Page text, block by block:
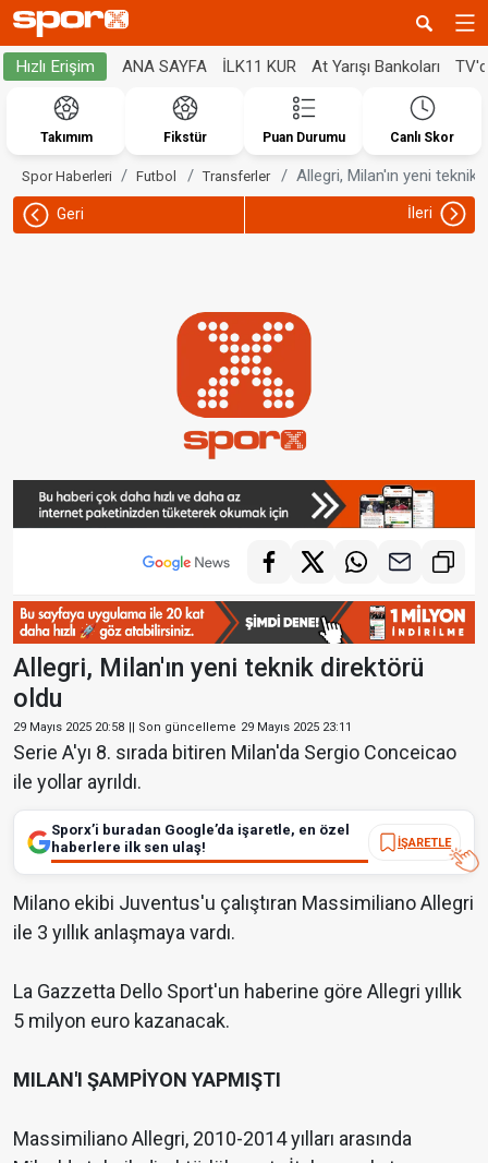
Hızlı Erişim ANA SAYFA İLK11 KUR At Yarışı Bankoları
Takımım Fikstür Puan Durumu Canlı Skor
Spor Haberleri Futbol Transferler Allegri, Milan'ın yeni teknik
Geri İleri
Allegri, Milan'ın yeni teknik direktörü
oldu
29 Mayıs 2025 20:58 || Son güncelleme 29 Mayıs 2025 23:11
Serie A'yı 8. sırada bitiren Milan'da Sergio Conceicao
ile yollar ayrıldı.
Sporx’i buradan Google’da işaretle, en özel
haberlere ilk sen ulaş!
İŞARETLE
Milano ekibi Juventus'u çalıştıran Massimiliano Allegri
ile 3 yıllık anlaşmaya vardı.
La Gazzetta Dello Sport'un haberine göre Allegri yıllık
5 milyon euro kazanacak.
MILAN'I ŞAMPİYON YAPMIŞTI
Massimiliano Allegri, 2010-2014 yılları arasında